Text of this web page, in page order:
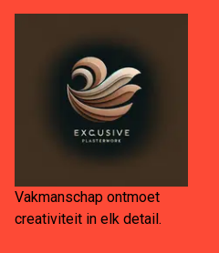
Spring
Vakmanschap ontmoet
creativiteit in elk detail.